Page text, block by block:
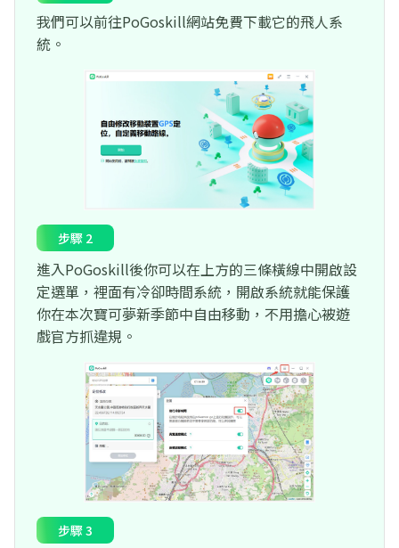
我們可以前往PoGoskill網站免費下載它的飛人系
統。
步驟 2
進入PoGoskill後你可以在上方的三條橫線中開啟設
定選單，裡面有冷卻時間系統，開啟系統就能保護
你在本次寶可夢新季節中自由移動，不用擔心被遊
戲官方抓違規。
步驟 3